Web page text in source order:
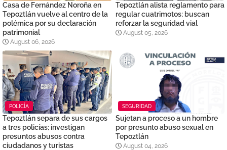
Casa de Fernández Noroña en
Tepoztlán vuelve al centro de la
polémica por su declaración
patrimonial
August 06, 2026
Tepoztlán alista reglamento para
regular cuatrimotos; buscan
reforzar la seguridad vial
August 05, 2026
POLICÍA
Tepoztlán separa de sus cargos
a tres policías; investigan
presuntos abusos contra
ciudadanos y turistas
SEGURIDAD
Sujetan a proceso a un hombre
por presunto abuso sexual en
Tepoztlán
August 04, 2026